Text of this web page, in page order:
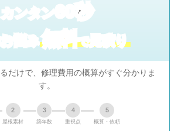
カンタン60秒
お悩み無料で見積り
だけで、修理費用の概算がすぐ分かりま
す。
2
屋根素材
3
築年数
4
重視点
5
概算・依頼